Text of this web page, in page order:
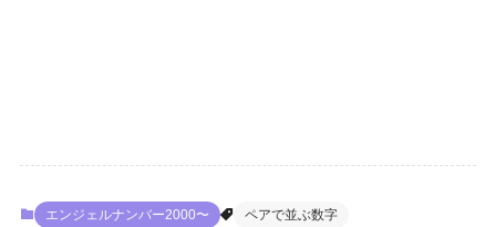
エンジェルナンバー2000〜 ペアで並ぶ数字